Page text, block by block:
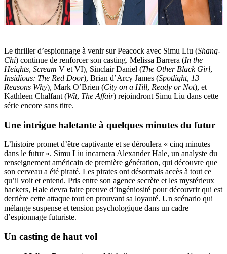
Le thriller d’espionnage à venir sur Peacock avec Simu Liu (Shang-
Chi) continue de renforcer son casting. Melissa Barrera (In the
Heights, Scream V et VI), Sinclair Daniel (The Other Black Girl,
Insidious: The Red Door), Brian d’Arcy James (Spotlight, 13
Reasons Why), Mark O’Brien (City on a Hill, Ready or Not), et
Kathleen Chalfant (Wit, The Affair) rejoindront Simu Liu dans cette
série encore sans titre.
Une intrigue haletante à quelques minutes du futur
L’histoire promet d’être captivante et se déroulera « cinq minutes
dans le futur ». Simu Liu incarnera Alexander Hale, un analyste du
renseignement américain de première génération, qui découvre que
son cerveau a été piraté. Les pirates ont désormais accès à tout ce
qu’il voit et entend. Pris entre son agence secrète et les mystérieux
hackers, Hale devra faire preuve d’ingéniosité pour découvrir qui est
derrière cette attaque tout en prouvant sa loyauté. Un scénario qui
mélange suspense et tension psychologique dans un cadre
d’espionnage futuriste.
Un casting de haut vol